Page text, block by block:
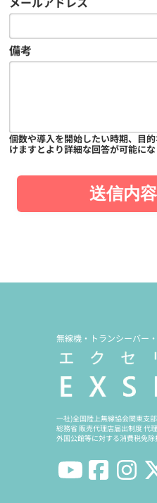
備考
個数や導入を開始したい時期、目
けますとより詳細な回答が可能にな
送信内
無線機・トランシーバー
一社)全国陸上無線協会関東支
総務省 販売代理店届出制度 代
外国公館等に対する消費税免除